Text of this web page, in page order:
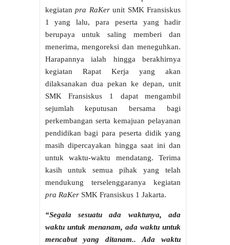
kegiatanpra RaKerunit SMK Fransiskus
1 yang lalu, para peserta yang hadir
berupaya untuk saling memberi dan
menerima, mengoreksi dan meneguhkan.
Harapannya ialah hingga berakhirnya
kegiatan Rapat Kerja yang akan
dilaksanakan dua pekan ke depan, unit
SMK Fransiskus 1 dapat mengambil
sejumlah keputusan bersama bagi
perkembangan serta kemajuan pelayanan
pendidikan bagi para peserta didik yang
masih dipercayakan hingga saat ini dan
untuk waktu-waktu mendatang. Terima
kasih untuk semua pihak yang telah
mendukung terselenggaranya kegiatan
pra RaKer SMK Fransiskus 1 Jakarta.
“Segala sesuatu ada waktunya, ada
waktu untuk menanam, ada waktu untuk
mencabut yang ditanam.. Ada waktu